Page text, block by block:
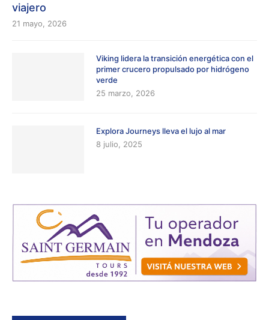
viajero
21 mayo, 2026
Viking lidera la transición energética con el
primer crucero propulsado por hidrógeno
verde
25 marzo, 2026
Explora Journeys lleva el lujo al mar
8 julio, 2025